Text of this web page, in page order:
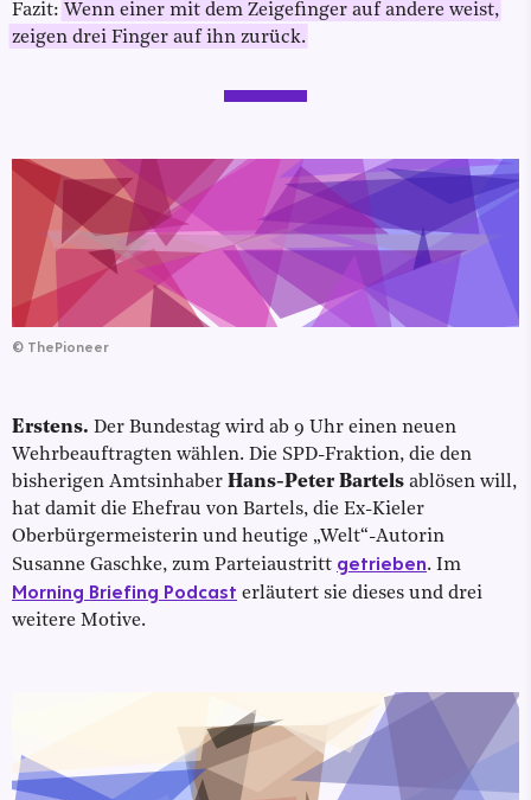
Fazit: Wenn einer mit dem Zeigefinger auf andere weist,
zeigen drei Finger auf ihn zurück.
© ThePioneer
Erstens. Der Bundestag wird ab 9 Uhr einen neuen
Wehrbeauftragten wählen. Die SPD-Fraktion, die den
bisherigen Amtsinhaber Hans-Peter Bartels ablösen will,
hat damit die Ehefrau von Bartels, die Ex-Kieler
Oberbürgermeisterin und heutige „Welt“-Autorin
Susanne Gaschke, zum Parteiaustritt getrieben. Im
Morning Briefing Podcast erläutert sie dieses und drei
weitere Motive.